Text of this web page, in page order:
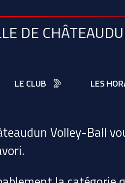
DE CHÂTEAUDUN
À TOUS
LE CLUB LES
Volley-Ball